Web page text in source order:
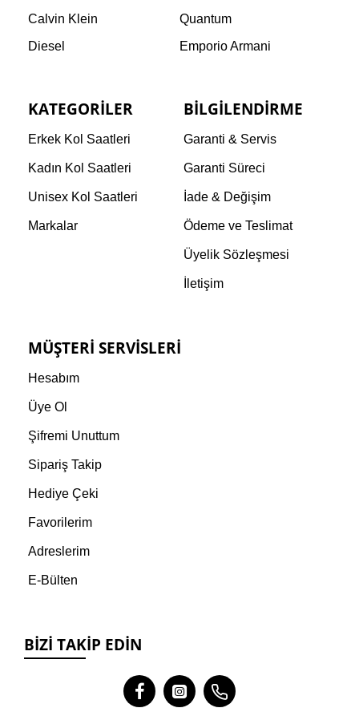
Calvin Klein
Quantum
Diesel
Emporio Armani
KATEGORILER
Erkek Kol Saatleri
Kadın Kol Saatleri
Unisex Kol Saatleri
Markalar
BILGILENDIRME
Garanti & Servis
Garanti Süreci
İade & Değişim
Ödeme ve Teslimat
Üyelik Sözleşmesi
İletişim
MÜŞTERI SERVISLERI
Hesabım
Üye Ol
Şifremi Unuttum
Sipariş Takip
Hediye Çeki
Favorilerim
Adreslerim
E-Bülten
BIZI TAKIP EDIN